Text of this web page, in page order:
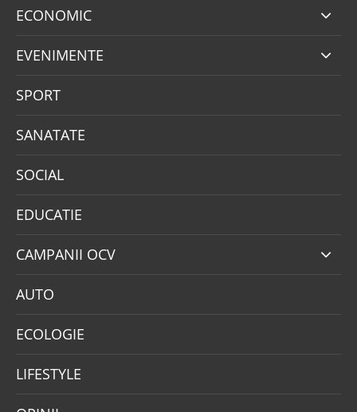
ECONOMIC
EVENIMENTE
SPORT
SANATATE
SOCIAL
EDUCATIE
CAMPANII OCV
AUTO
ECOLOGIE
LIFESTYLE